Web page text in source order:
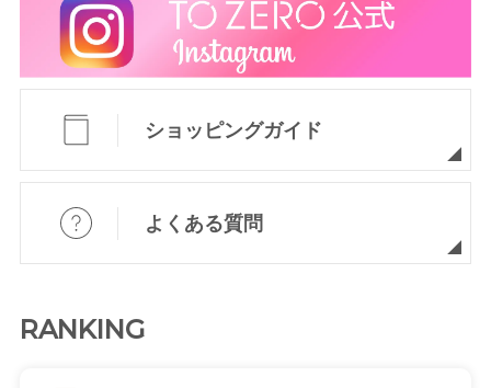
ショッピングガイド
よくある質問
RANKING